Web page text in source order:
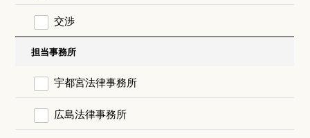
交渉
担当事務所
宇都宮法律事務所
広島法律事務所